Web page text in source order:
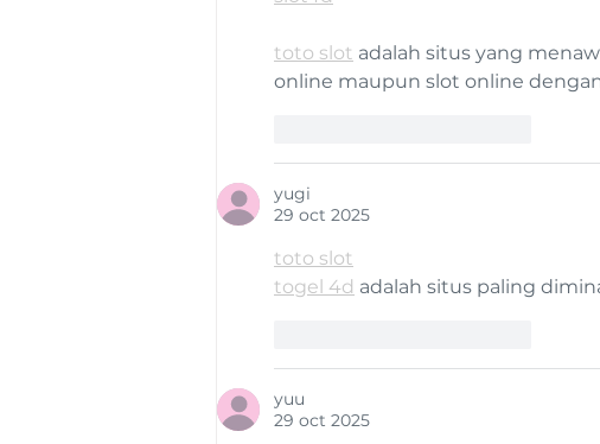
toto slot adalah situs yang
online maupun slot online
yugi
29 oct 2025
toto slot
togel 4d adalah situs paling
yuu
29 oct 2025